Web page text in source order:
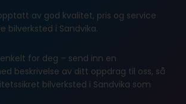
av god kvalitet, pris og service
bilverksted i Sandvika.
for deg – send inn en
beskrivelse av ditt oppdrag til oss, så
bilverksted i Sandvika som